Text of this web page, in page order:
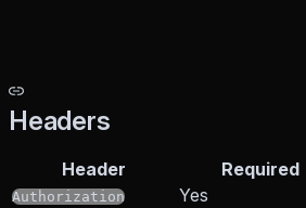
Headers
Header Required
Authorization Yes